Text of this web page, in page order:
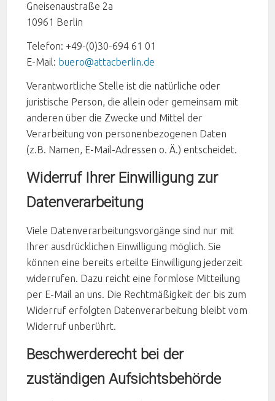
Gneisenaustraße 2a
10961 Berlin
Telefon: +49-(0)30-694 61 01
E-Mail: buero@attacberlin.de
Verantwortliche Stelle ist die natürliche oder
juristische Person, die allein oder gemeinsam mit
anderen über die Zwecke und Mittel der
Verarbeitung von personenbezogenen Daten
(z.B. Namen, E-Mail-Adressen o. Ä.) entscheidet.
Widerruf Ihrer Einwilligung zur
Datenverarbeitung
Viele Datenverarbeitungsvorgänge sind nur mit
Ihrer ausdrücklichen Einwilligung möglich. Sie
können eine bereits erteilte Einwilligung jederzeit
widerrufen. Dazu reicht eine formlose Mitteilung
per E-Mail an uns. Die Rechtmäßigkeit der bis zum
Widerruf erfolgten Datenverarbeitung bleibt vom
Widerruf unberührt.
Beschwerderecht bei der
zuständigen Aufsichtsbehörde